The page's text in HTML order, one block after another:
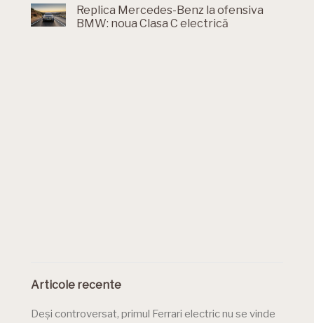
Replica Mercedes-Benz la ofensiva
BMW: noua Clasa C electrică
Articole recente
Deși controversat, primul Ferrari electric nu se vinde